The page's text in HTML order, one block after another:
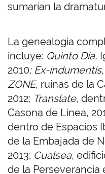
sumarían la
La genealogía
incluye: Quinto Día,
2010; Ex-indumentis
ZONE, ruinas de la
2012; Translate,
Casona de Línea,
dentro de Espacios
de la Embajada de
2013; Cualsea,
de la Perseverancia